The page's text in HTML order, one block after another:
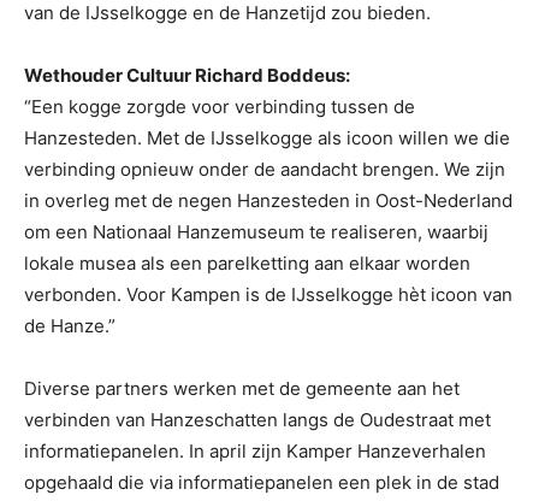
van de IJsselkogge en de Hanzetijd zou bieden.
Wethouder Cultuur Richard Boddeus:
“Een kogge zorgde voor verbinding tussen de
Hanzesteden. Met de IJsselkogge als icoon willen we die
verbinding opnieuw onder de aandacht brengen. We zijn
in overleg met de negen Hanzesteden in Oost-Nederland
om een Nationaal Hanzemuseum te realiseren, waarbij
lokale musea als een parelketting aan elkaar worden
verbonden. Voor Kampen is de IJsselkogge hèt icoon van
de Hanze.”
Diverse partners werken met de gemeente aan het
verbinden van Hanzeschatten langs de Oudestraat met
informatiepanelen. In april zijn Kamper Hanzeverhalen
opgehaald die via informatiepanelen een plek in de stad